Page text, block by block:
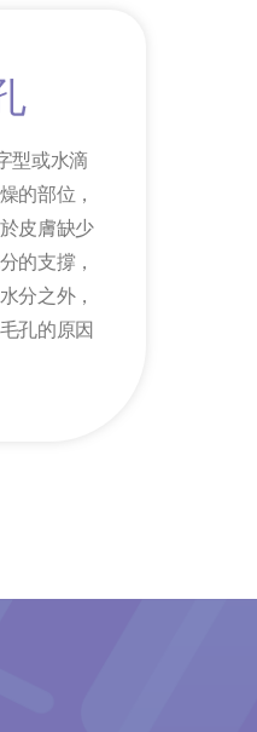
型或水滴
的部位，
皮膚缺少
的支撐，
分之外，
孔的原因